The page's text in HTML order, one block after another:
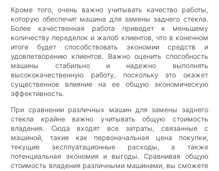
Кроме того, очень важно учитывать качество работы,
которую обеспечит машина для замены заднего стекла.
Более качественная работа приведет к меньшему
количеству переделок и жалоб клиентов, что в конечном
итоге будет способствовать экономии средств и
удовлетворению клиентов. Важно оценить способность
машины стабильно и надежно выполнять
высококачественную работу, поскольку это окажет
существенное влияние на ее общую экономическую
эффективность.
При сравнении различных машин для замены заднего
стекла крайне важно учитывать общую стоимость
владения. Сюда входят все затраты, связанные с
машиной, такие как первоначальная цена покупки,
текущие эксплуатационные расходы, а также
потенциальная экономия и выгоды. Сравнивая общую
стоимость владения различными машинами, вы сможете